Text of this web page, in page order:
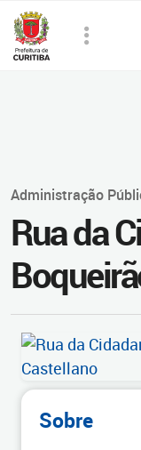
Administração
Rua da
Sobre